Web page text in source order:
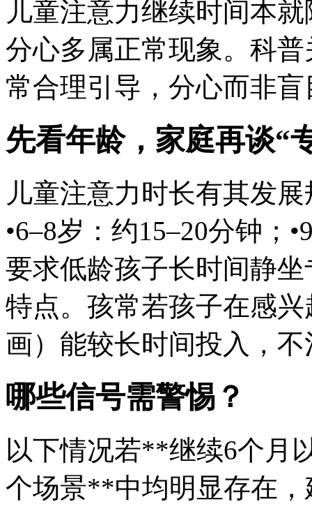
儿童注意力继续时间本
分心多属正常现象。科
常合理引导，分心而非
先看年龄，家庭再谈“
儿童注意力时长有其发
•6–8岁：约15–20分钟；
要求低龄孩子长时间静
特点。孩常若孩子在感
画）能较长时间投入，不
哪些信号需警惕？
以下情况若**继续6个月
个场景**中均明显存在